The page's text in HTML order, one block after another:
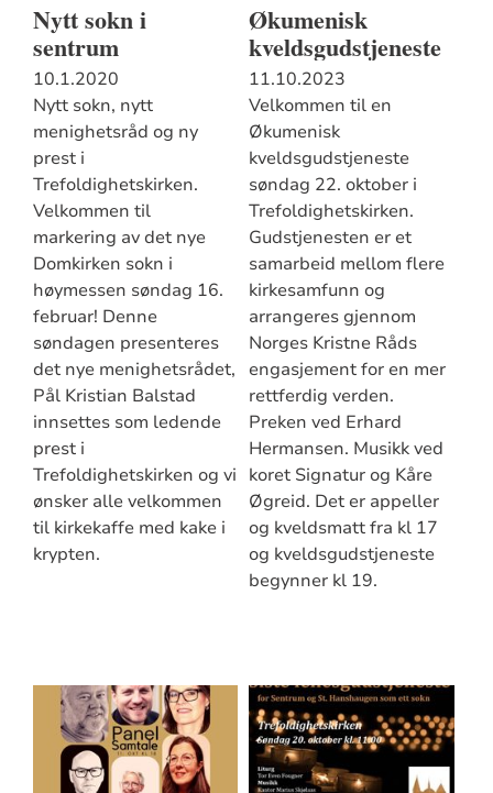
Nytt sokn i
sentrum
10.1.2020
Nytt sokn, nytt
menighetsråd og ny
prest i
Trefoldighetskirken.
Velkommen til
markering av det nye
Domkirken sokn i
høymessen søndag 16.
februar! Denne
søndagen presenteres
det nye menighetsrådet,
Pål Kristian Balstad
innsettes som ledende
prest i
Trefoldighetskirken og vi
ønsker alle velkommen
til kirkekaffe med kake i
krypten.
Økumenisk
kveldsgudstjeneste
11.10.2023
Velkommen til en
Økumenisk
kveldsgudstjeneste
søndag 22. oktober i
Trefoldighetskirken.
Gudstjenesten er et
samarbeid mellom flere
kirkesamfunn og
arrangeres gjennom
Norges Kristne Råds
engasjement for en mer
rettferdig verden.
Preken ved Erhard
Hermansen. Musikk ved
koret Signatur og Kåre
Øgreid. Det er appeller
og kveldsmatt fra kl 17
og kveldsgudstjeneste
begynner kl 19.